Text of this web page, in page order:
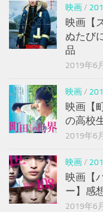
映画/
映画【
ぬたび
品
2019年6
映画/
映画【
の高校
2019年6
映画/
映画【
ー】感
2019年6